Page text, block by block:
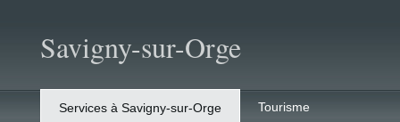
Savigny-sur-Orge
Services à Savigny-sur-Orge Tourisme